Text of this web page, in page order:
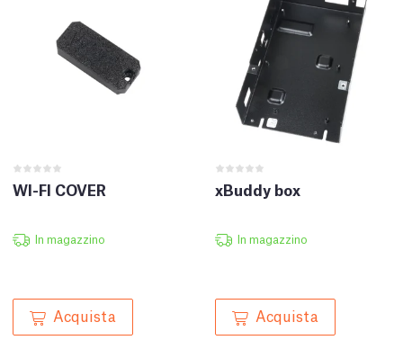
WI-FI COVER
In magazzino
Acquista
xBuddy box
In magazzino
Acquista